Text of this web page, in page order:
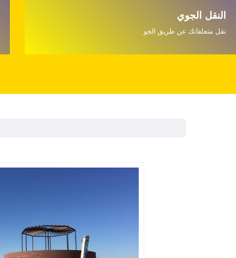
النقل الجوي
نقل متعلقاتك عن طريق الجو